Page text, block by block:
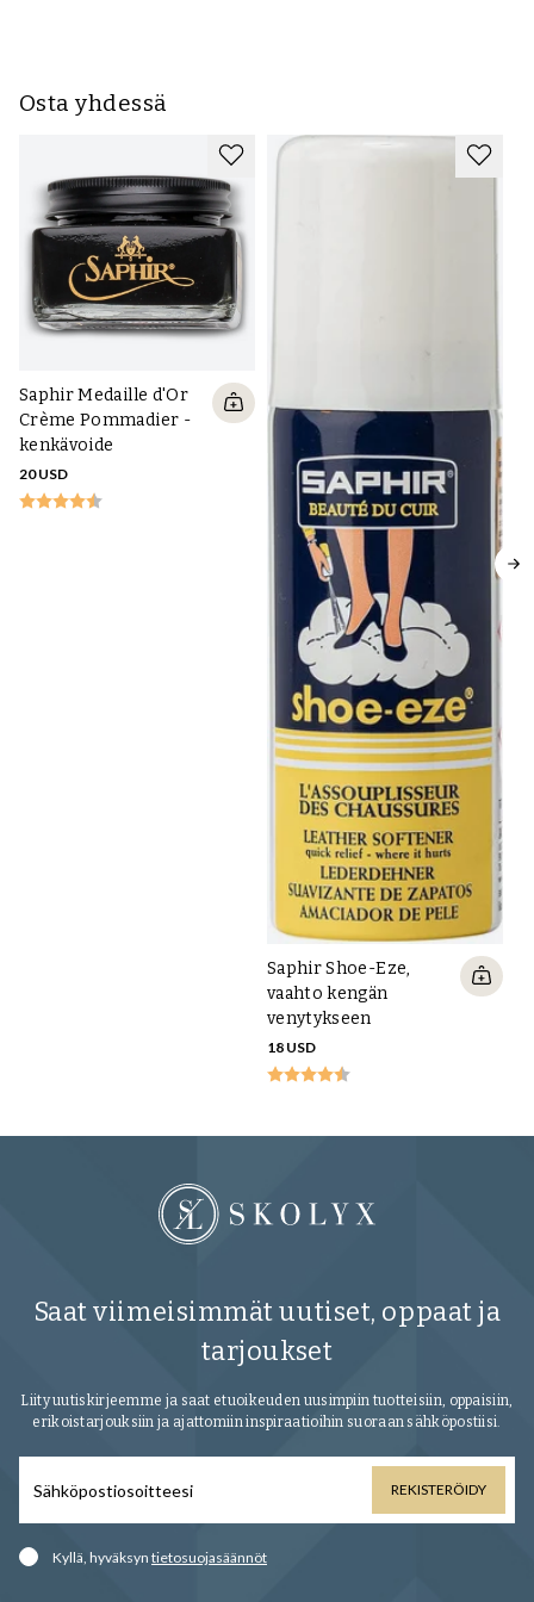
Osta yhdessä
Saphir Medaille d'Or
Crème Pommadier -
kenkävoide
20 USD
Saphir Shoe-Eze,
vaahto kengän
venytykseen
18 USD
Saat viimeisimmät uutiset, oppaat ja
tarjoukset
Liity uutiskirjeemme ja saat etuoikeuden uusimpiin tuotteisiin, oppaisiin,
erikoistarjouksiin ja ajattomiin inspiraatioihin suoraan sähköpostiisi.
REKISTERÖIDY
Kyllä, hyväksyn tietosuojasäännöt